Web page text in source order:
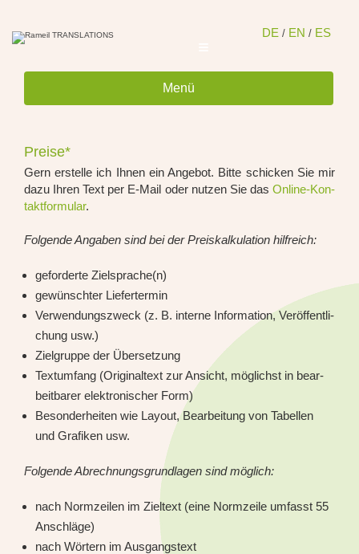
DE / EN / ES
Menü
Preise*
Gern erstel­le ich Ihnen ein Ange­bot. Bit­te schi­cken Sie mir
dazu Ihren Text per E-Mail oder nut­zen Sie das Online-Kon­
takt­for­mu­lar.
Fol­gen­de Anga­ben sind bei der Preis­kal­ku­la­ti­on hilf­reich:
gefor­der­te Zielsprache(n)
gewünsch­ter Lie­fer­ter­min
Ver­wen­dungs­zweck (z. B. inter­ne Infor­ma­ti­on, Ver­öf­fent­li­
chung usw.)
Ziel­grup­pe der Über­set­zung
Text­um­fang (Ori­gi­nal­text zur Ansicht, mög­lichst in bear­
beit­ba­rer elek­tro­ni­scher Form)
Beson­der­hei­ten wie Lay­out, Bear­bei­tung von Tabel­len
und Gra­fi­ken usw.
Fol­gen­de Abrech­nungs­grund­la­gen sind mög­lich:
nach Norm­zei­len im Ziel­text (eine Norm­zei­le umfasst 55
Anschlä­ge)
nach Wör­tern im Aus­gangs­text